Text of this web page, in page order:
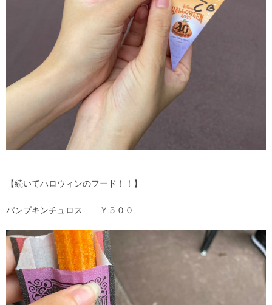
【続いてハロウィンのフード！！】
パンプキンチュロス ￥５００